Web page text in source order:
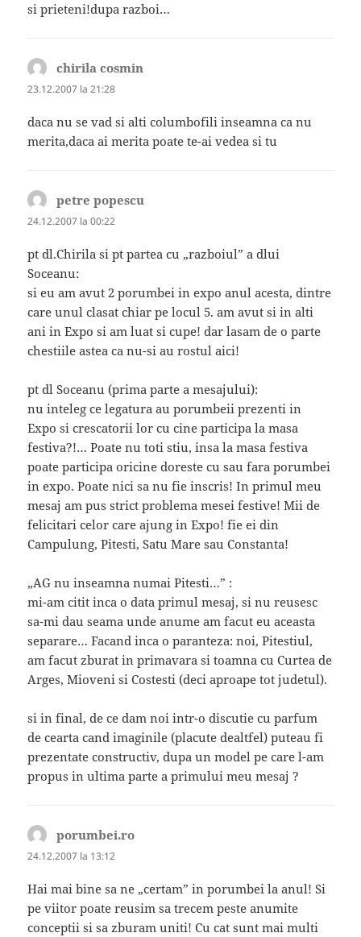
si prieteni!dupa razboi…
chirila cosmin
23.12.2007 la 21:28
daca nu se vad si alti columbofili inseamna ca nu
merita,daca ai merita poate te-ai vedea si tu
petre popescu
24.12.2007 la 00:22
pt dl.Chirila si pt partea cu „razboiul” a dlui
Soceanu:
si eu am avut 2 porumbei in expo anul acesta, dintre
care unul clasat chiar pe locul 5. am avut si in alti
ani in Expo si am luat si cupe! dar lasam de o parte
chestiile astea ca nu-si au rostul aici!
pt dl Soceanu (prima parte a mesajului):
nu inteleg ce legatura au porumbeii prezenti in
Expo si crescatorii lor cu cine participa la masa
festiva?!… Poate nu toti stiu, insa la masa festiva
poate participa oricine doreste cu sau fara porumbei
in expo. Poate nici sa nu fie inscris! In primul meu
mesaj am pus strict problema mesei festive! Mii de
felicitari celor care ajung in Expo! fie ei din
Campulung, Pitesti, Satu Mare sau Constanta!
„AG nu inseamna numai Pitesti…” :
mi-am citit inca o data primul mesaj, si nu reusesc
sa-mi dau seama unde anume am facut eu aceasta
separare… Facand inca o paranteza: noi, Pitestiul,
am facut zburat in primavara si toamna cu Curtea de
Arges, Mioveni si Costesti (deci aproape tot judetul).
si in final, de ce dam noi intr-o discutie cu parfum
de cearta cand imaginile (placute dealtfel) puteau fi
prezentate constructiv, dupa un model pe care l-am
propus in ultima parte a primului meu mesaj ?
porumbei.ro
24.12.2007 la 13:12
Hai mai bine sa ne „certam” in porumbei la anul! Si
pe viitor poate reusim sa trecem peste anumite
conceptii si sa zburam uniti! Cu cat sunt mai multi